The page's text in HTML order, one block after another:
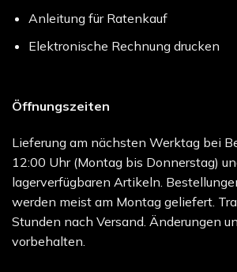
Anleitung für Ratenkauf
Elektronische Rechnung drucken
Öffnungszeiten
Lieferung am nächsten Werktag bei
12:00 Uhr (Montag bis Donnerstag)
lagerverfügbaren Artikeln.
werden meist am Montag geliefert.
Stunden nach Versand. Änderungen
vorbehalten.